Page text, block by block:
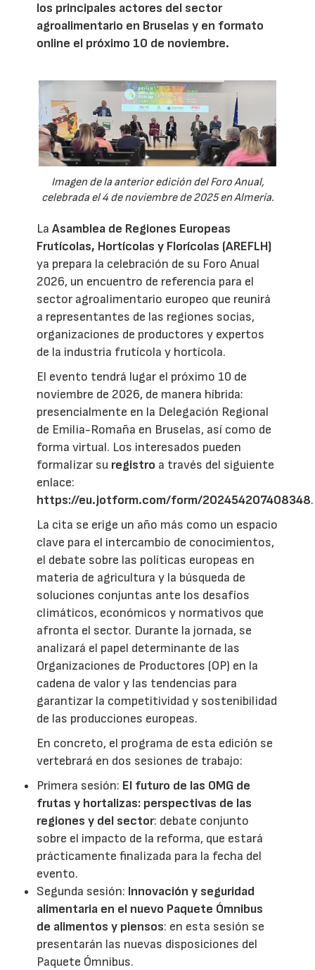
los principales actores del sector
agroalimentario en Bruselas y en formato
online el próximo 10 de noviembre.
Imagen de la anterior edición del Foro Anual,
celebrada el 4 de noviembre de 2025 en Almería.
LaAsamblea de Regiones Europeas
Frutícolas, Hortícolas y Florícolas (AREFLH)
ya prepara la celebración de su Foro Anual
2026, un encuentro de referencia para el
sector agroalimentario europeo que reunirá
a representantes de las regiones socias,
organizaciones de productores y expertos
de la industria frutícola y hortícola.
El evento tendrá lugar el próximo 10 de
noviembre de 2026, de manera híbrida:
presencialmente en la Delegación Regional
de Emilia-Romaña en Bruselas, así como de
forma virtual. Los interesados pueden
formalizar su registro a través del siguiente
enlace:
https://eu.jotform.com/form/202454207408348.
La cita se erige un año más como un espacio
clave para el intercambio de conocimientos,
el debate sobre las políticas europeas en
materia de agricultura y la búsqueda de
soluciones conjuntas ante los desafíos
climáticos, económicos y normativos que
afronta el sector. Durante la jornada, se
analizará el papel determinante de las
Organizaciones de Productores (OP) en la
cadena de valor y las tendencias para
garantizar la competitividad y sostenibilidad
de las producciones europeas.
En concreto, el programa de esta edición se
vertebrará en dos sesiones de trabajo:
Primera sesión: El futuro de las OMG de
frutas y hortalizas: perspectivas de las
regiones y del sector: debate conjunto
sobre el impacto de la reforma, que estará
prácticamente finalizada para la fecha del
evento.
Segunda sesión: Innovación y seguridad
alimentaria en el nuevo Paquete Ómnibus
de alimentos y piensos: en esta sesión se
presentarán las nuevas disposiciones del
Paquete Ómnibus.